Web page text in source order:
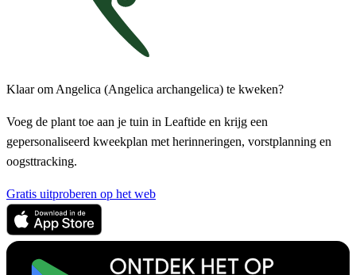
Klaar om Angelica (Angelica archangelica) te kweken?
Voeg de plant toe aan je tuin in Leaftide en krijg een
gepersonaliseerd kweekplan met herinneringen, vorstplanning en
oogsttracking.
Gratis uitproberen op het web